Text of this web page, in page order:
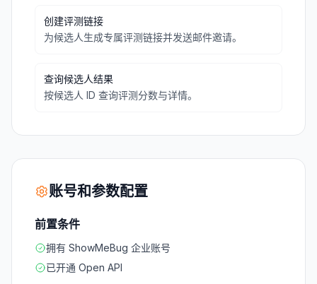
创建评测链接
为候选人生成专属评测链接并发送邮件邀请。
查询候选人结果
按候选人 ID 查询评测分数与详情。
账号和参数配置
前置条件
拥有 ShowMeBug 企业账号
已开通 Open API